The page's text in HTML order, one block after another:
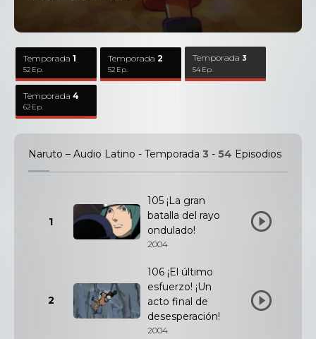
Temporada1
52 Ep.
Temporada2
52 Ep.
Temporada 3
54 Ep.
Temporada4
62 Ep.
Naruto – Audio Latino - Temporada 3 - 54 Episodios
1
105 ¡La gran
batalla del rayo
ondulado!
2004
2
106 ¡El último
esfuerzo! ¡Un
acto final de
desesperación!
2004